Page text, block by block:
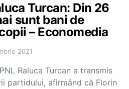
Turcan: Din 26
sunt bani de
– Economedia
2021
Raluca Turcan a transmis
partidului, afirmând că Florin